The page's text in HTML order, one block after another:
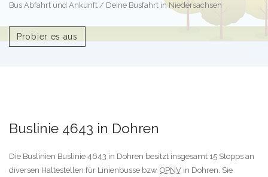
Bus Abfahrt und Ankunft / Deine Busfahrt in Niedersachsen
Probier es aus
Buslinie 4643 in Dohren
Die Buslinien Buslinie 4643 in Dohren besitzt insgesamt 15 Stopps an
diversen Haltestellen für Linienbusse bzw. ÖPNV in Dohren. Sie